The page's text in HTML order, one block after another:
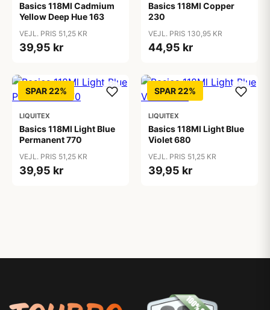
Basics 118Ml Cadmium
Yellow Deep Hue 163
VEJL. PRIS 51,25 KR
39,95 kr
Basics 118Ml Copper
230
VEJL. PRIS 130,95 KR
44,95 kr
SPAR 22%
LIQUITEX
Basics 118Ml Light Blue
Permanent 770
VEJL. PRIS 51,25 KR
39,95 kr
SPAR 22%
LIQUITEX
Basics 118Ml Light Blue
Violet 680
VEJL. PRIS 51,25 KR
39,95 kr